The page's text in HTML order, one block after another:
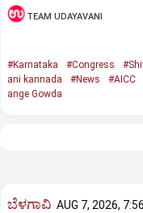
TEAM UDAYAVANI
#Karnataka #Congress
ani kannada
#News #AICC
ange Gowda
ಬೆಳಗಾವಿ AUG 7, 2026,